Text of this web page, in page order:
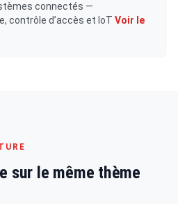
connectés —
contrôle d’accès et IoT Voir le
sur le même thème